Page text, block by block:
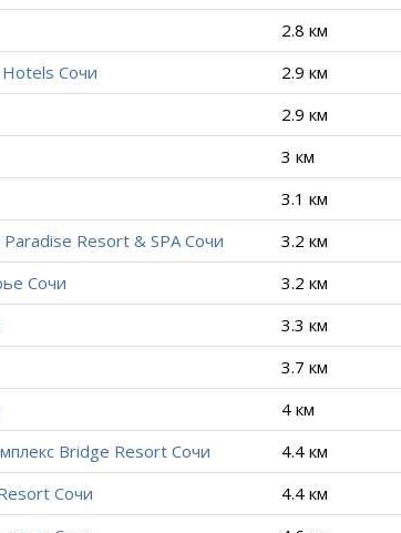
2.8 км
Сочи
2.9 км
2.9 км
3 км
3.1 км
Resort & SPA Сочи
3.2 км
Сочи
3.2 км
3.3 км
3.7 км
4 км
Bridge Resort Сочи
4.4 км
Сочи
4.4 км